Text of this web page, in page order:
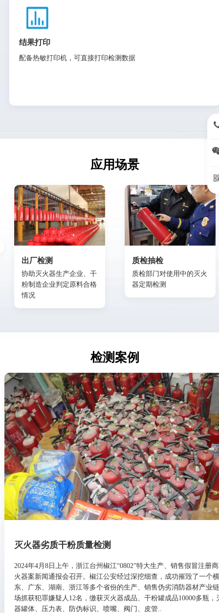
结果打印
配备热敏打印机，可直接打印检测数据
应用场景
出厂检测
协助灭火器生产企业、干
粉制造企业判定原料合格
情况
质检抽检
质检部门对使用中的灭火
器定期检测
检测案例
灭火器劣质干粉质量检测
2024年4月8日上午，浙江台州椒江“0802”特大生产、销售假冒注册
火器案新闻通报会召开。椒江公安经过深挖细查，成功摧毁了一个
东、广东、湖南、浙江等多个省份的生产、销售伪劣消防器材产业
场抓获犯罪嫌疑人12名，缴获灭火器成品、干粉罐成品10000多瓶，
器罐体、压力表、防伪标识、喷嘴、阀门、皮管..